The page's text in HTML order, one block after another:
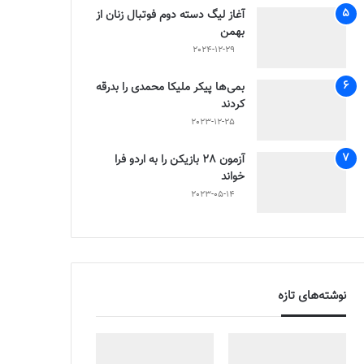
آغاز لیگ دسته دوم فوتبال زنان از
بهمن
2024-12-29
بمی‌ها پیکر ملیکا محمدی را بدرقه
کردند
2023-12-25
آزمون 28 بازیکن را به اردو فرا
خواند
2023-05-14
نوشته‌های تازه